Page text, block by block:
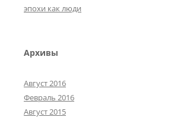
эпохи как люди
Архивы
Август 2016
Февраль 2016
Август 2015